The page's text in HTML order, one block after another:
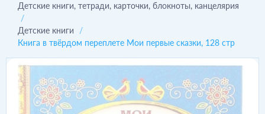
Детские книги, тетради, карточки, блокноты, канцелярия
Детские книги
Книга в твёрдом переплете Мои первые сказки, 128 стр